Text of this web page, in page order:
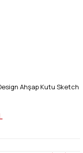
Ahşap Kutu Sketch